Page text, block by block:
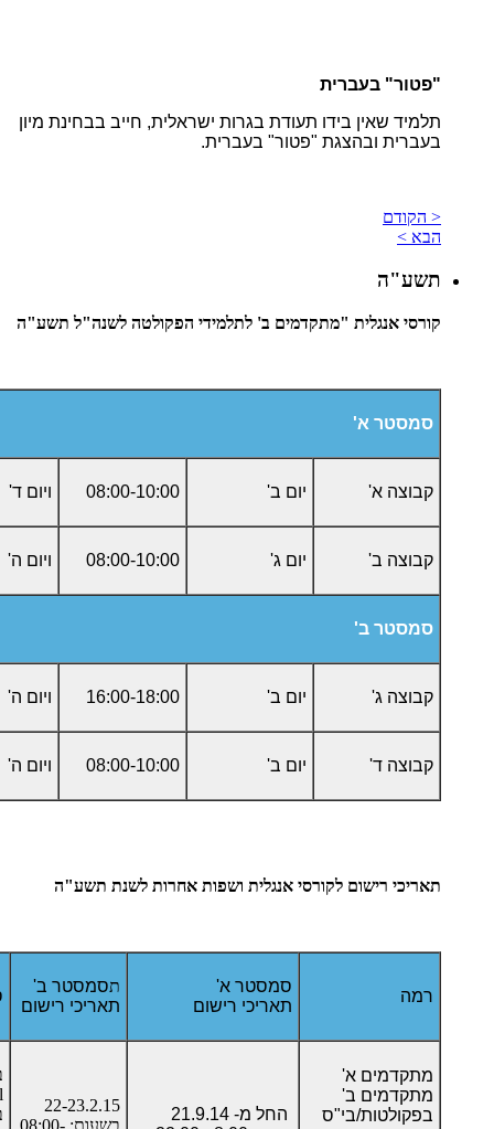
"פטור" בעברית
תלמיד שאין בידו תעודת בגרות ישראלית, חייב בבחינת מיון
בעברית ובהצגת "פטור" בעברית.
< הקודם
הבא >
תשע"ה
קורסי אנגלית "מתקדמים ב' לתלמידי הפקולטה לשנה"ל תשע"ה
סמסטר א'
קבוצה א' יום ב' 08:00-10:00 ויום ד'
קבוצה ב' יום ג' 08:00-10:00 ויום ה'
סמסטר ב'
קבוצה ג' יום ב' 16:00-18:00 ויום ה'
קבוצה ד' יום ב' 08:00-10:00 ויום ה'
תאריכי רישום לקורסי אנגלית ושפות אחרות לשנת תשע"ה
רמה
סמסטר א'
תאריכי רישום
תסמסטר ב'
תאריכי רישום
מתקדמים א'
מתקדמים ב'
בפקולטות/בי"ס
החל מ- 21.9.14
22-23.2.15
בשעות: 08:00-